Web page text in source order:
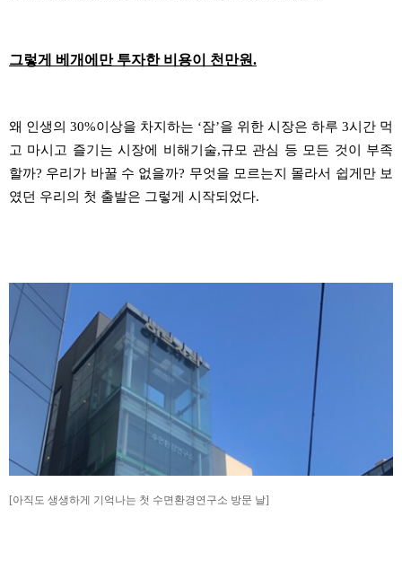
그렇게 베개에만 투자한 비용이 천만원.
왜 인생의 30%이상을 차지하는 ‘잠’을 위한 시장은 하루 3시간 먹
고 마시고 즐기는 시장에 비해 기술,규모 관심 등 모든 것이 부족
할까? 우리가 바꿀 수 없을까? 무엇을 모르는지 몰라서 쉽게만 보
였던 우리의 첫 출발은 그렇게 시작되었다.
[아직도 생생하게 기억나는 첫 수면환경연구소 방문 날]